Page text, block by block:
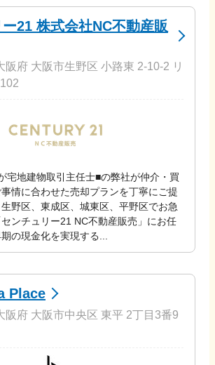
21 株式会社NC不動産販
阪府 大阪市生野区 小路東 2-10-2 リ
宅地建物取引主任士■の弊社が仲介・買
情に合わせた売却プランを丁寧にご提
野区、東成区、城東区、平野区でお急
ンチュリー21 NC不動産販売」にお任
の現金化を実現する...
Place
阪府 大阪市中央区 東平 2丁目3番9